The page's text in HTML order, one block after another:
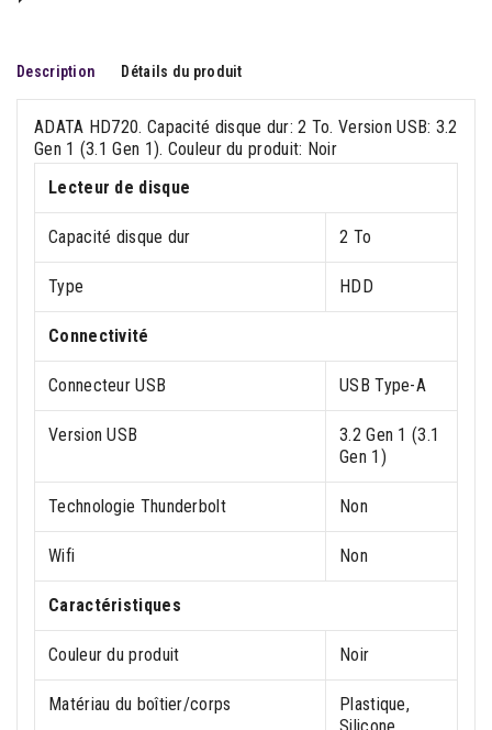
Description Détails du produit
ADATA HD720. Capacité disque dur: 2 To. Version USB: 3.2
Gen 1 (3.1 Gen 1). Couleur du produit: Noir
Lecteur de disque
Capacité disque dur 2 To
Type HDD
Connectivité
Connecteur USB USB Type-A
Version USB
3.2 Gen 1 (3.1
Gen 1)
Technologie Thunderbolt Non
Wifi Non
Caractéristiques
Couleur du produit Noir
Matériau du boîtier/corps
Plastique,